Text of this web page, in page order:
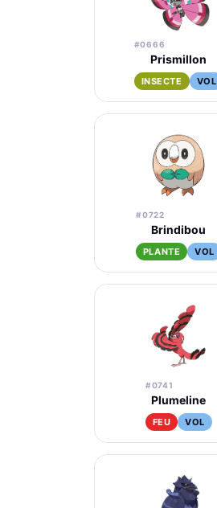
#0666
Prismillon
INSECTE VOL
#0722
Brindibou
PLANTE VOL
#0741
Plumeline
FEU VOL